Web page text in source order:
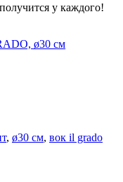
у каждого!
, ø30 см, вок il grado